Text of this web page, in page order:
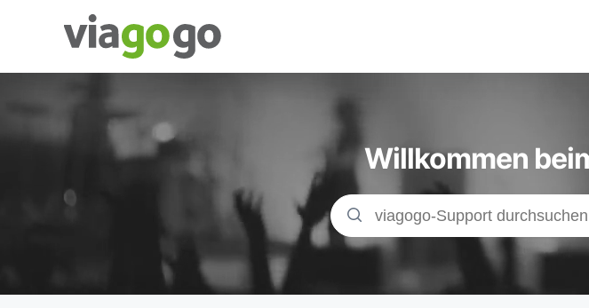
Tickets -
Konzert-, Sport-
& Theatertickets
| viagogo der
Ticketmarktplatz
Willkommen